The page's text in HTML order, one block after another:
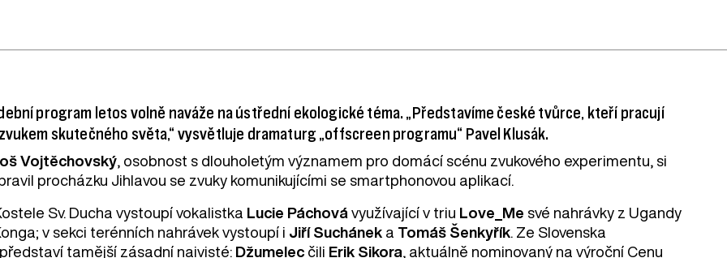
program letos volně naváže na ústřední ekologické téma. „Představíme české tvůrce, kteří pracují
skutečného světa,“ vysvětluje dramaturg „offscreen programu“ Pavel Klusák.
Vojtěchovský , osobnost s dlouholetým významem pro domácí scénu zvukového experimentu, si
procházku Jihlavou se zvuky komunikujícími se smartphonovou aplikací.
Sv. Ducha vystoupí vokalistka Lucie Páchová využívající v triu Love_Me své nahrávky z Ugandy
v sekci terénních nahrávek vystoupí i Jiří Suchánek a Tomáš Šenkyřík . Ze Slovenska
tamější zásadní naivisté: Džumelec čili Erik Sikora , aktuálně nominovaný na výroční Cenu